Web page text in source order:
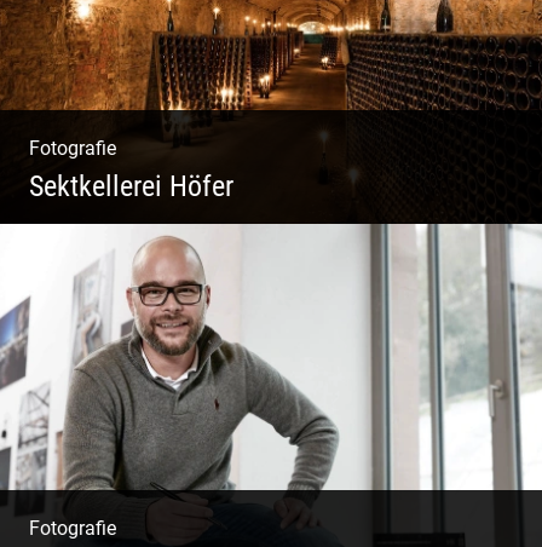
Fotografie
Sektkellerei Höfer
Sekt Perlen | Tiefe Keller | Coole Kerle |
Idyllische Weinberge
Fotografie